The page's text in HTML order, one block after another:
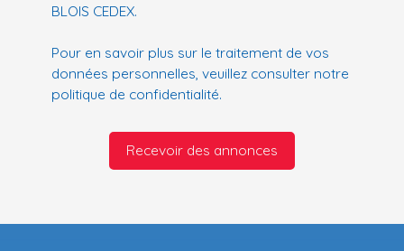
BLOIS CEDEX.
Pour en savoir plus sur le traitement de vos
données personnelles, veuillez consulter notre
politique de confidentialité.
Recevoir des annonces